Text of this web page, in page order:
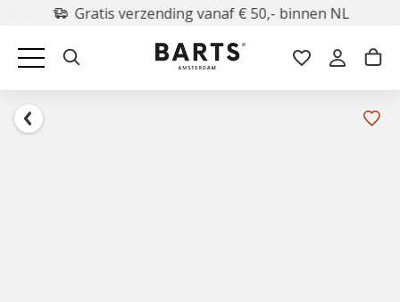
Gratis verzending vanaf € 50,- binnen NL